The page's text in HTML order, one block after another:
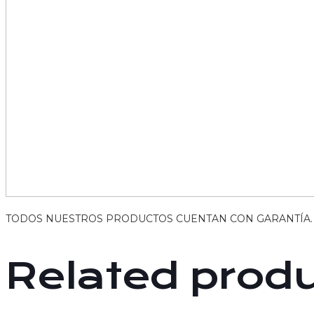
TODOS NUESTROS PRODUCTOS CUENTAN CON GARANTÍA.
Related